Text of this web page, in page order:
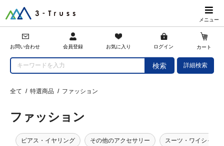
メニュー
お問い合わせ 会員登録 お気に入り ログイン カート
検索 詳細検索
全て / 特選商品 / ファッション
ファッション
ピアス・イヤリング その他のアクセサリー スーツ・ワイシャツ